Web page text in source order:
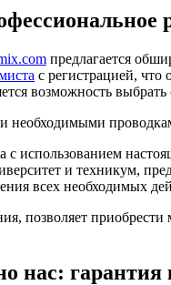
предлагается
с регистрацией, что
возможность
необходимыми
использованием
и техникум,
всех необходимых
позволяет
гарантия